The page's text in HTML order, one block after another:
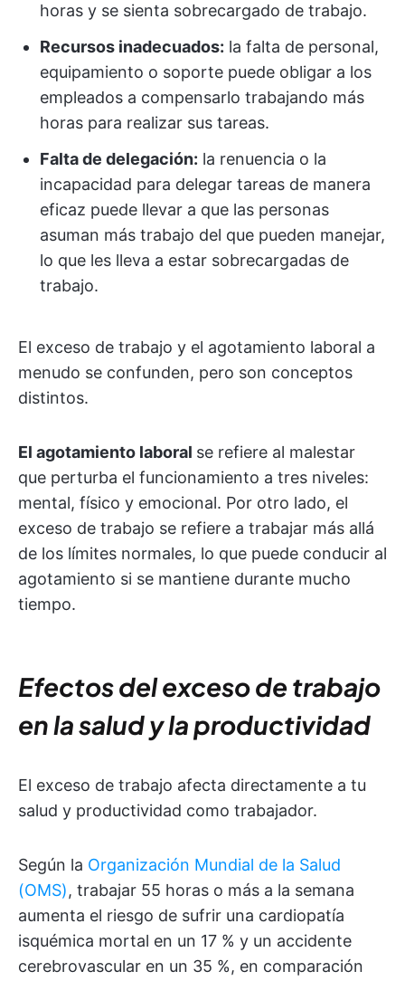
horas y se sienta sobrecargado de trabajo.
Recursos inadecuados: la falta de personal,
equipamiento o soporte puede obligar a los
empleados a compensarlo trabajando más
horas para realizar sus tareas.
Falta de delegación: la renuencia o la
incapacidad para delegar tareas de manera
eficaz puede llevar a que las personas
asuman más trabajo del que pueden manejar,
lo que les lleva a estar sobrecargadas de
trabajo.
El exceso de trabajo y el agotamiento laboral a
menudo se confunden, pero son conceptos
distintos.
El agotamiento laboral se refiere al malestar
que perturba el funcionamiento a tres niveles:
mental, físico y emocional. Por otro lado, el
exceso de trabajo se refiere a trabajar más allá
de los límites normales, lo que puede conducir al
agotamiento si se mantiene durante mucho
tiempo.
Efectos del exceso de trabajo
en la salud y la productividad
El exceso de trabajo afecta directamente a tu
salud y productividad como trabajador.
Según la Organización Mundial de la Salud
(OMS), trabajar 55 horas o más a la semana
aumenta el riesgo de sufrir una cardiopatía
isquémica mortal en un 17 % y un accidente
cerebrovascular en un 35 %, en comparación